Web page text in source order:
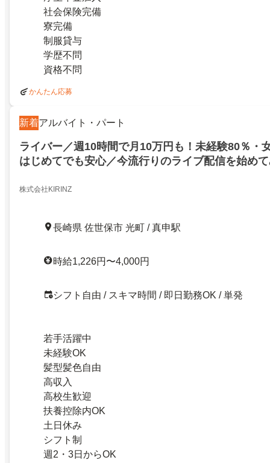
社会保険完備
寮完備
制服貸与
学歴不問
資格不問
かんたん応募
新着アルバイト・パート
ライバー／週10時間で月10万円も！未経験80％・
はじめてでも安心／今流行りのライブ配信を始め
株式会社KIRINZ
長崎県 佐世保市 光町 / 真申駅
時給1,226円〜4,000円
シフト自由 / スキマ時間 / 即日勤務OK / 単発
若手活躍中
未経験OK
髪型髪色自由
高収入
高校生歓迎
扶養控除内OK
土日休み
シフト制
週2・3日からOK